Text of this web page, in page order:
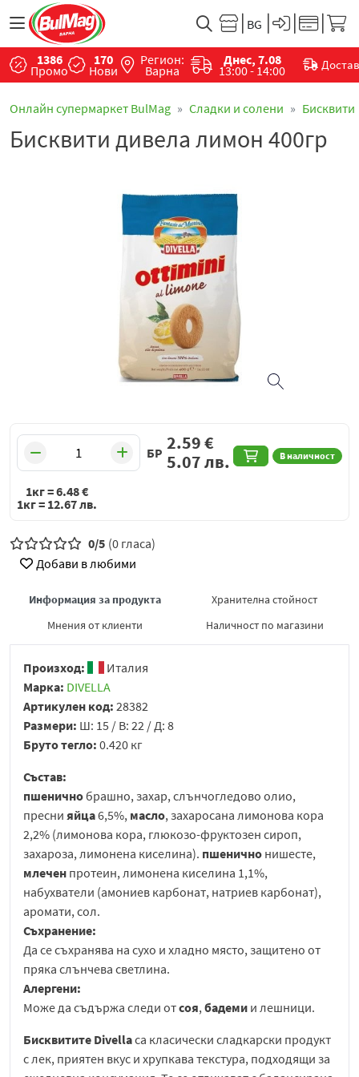
1386
Промо
170
Нови
Регион:
Варна
Днес, 7.08
13:00 - 14:00
Онлайн супермаркет BulMag Сладки и солени Бисквити
Бисквити дивела лимон 400гр
БР В наличност
2.59€
5.07лв.
1кг =6.48€
1кг = 12.67лв.
0/5 (0 гласа)
Добави в любими
Информация за продукта
Хранителна стойност
Мнения от клиенти
Наличност по магазини
Произход:
Италия
Марка: DIVELLA
Артикулен код: 28382
Размери: Ш: 15 / В: 22 / Д: 8
Бруто тегло: 0.420 кг
Състав:
пшеничнобрашно, захар, слънчогледово олио,
пресни яйца6,5%, масло, захаросана лимонова кора
2,2% (лимонова кора, глюкозо-фруктозен сироп,
захароза, лимонена киселина). пшенично нишесте,
млечен протеин, лимонена киселина 1,1%,
набухватели (амониев карбонат, натриев карбонат),
аромати, сол.
Съхранение:
Да се съхранява на сухо и хладно място, защитено от
пряка слънчева светлина.
Алергени:
Може да съдържа следи отсоя,бадеми и лешници.
Бисквитите Divellaса класически сладкарски продукт
с лек, приятен вкус и хрупкава текстура, подходящи за